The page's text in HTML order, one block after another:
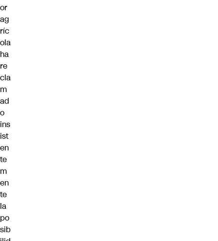
or
ag
ríc
ola
ha
re
cla
m
ad
o
ins
ist
en
te
m
en
te
la
po
sib